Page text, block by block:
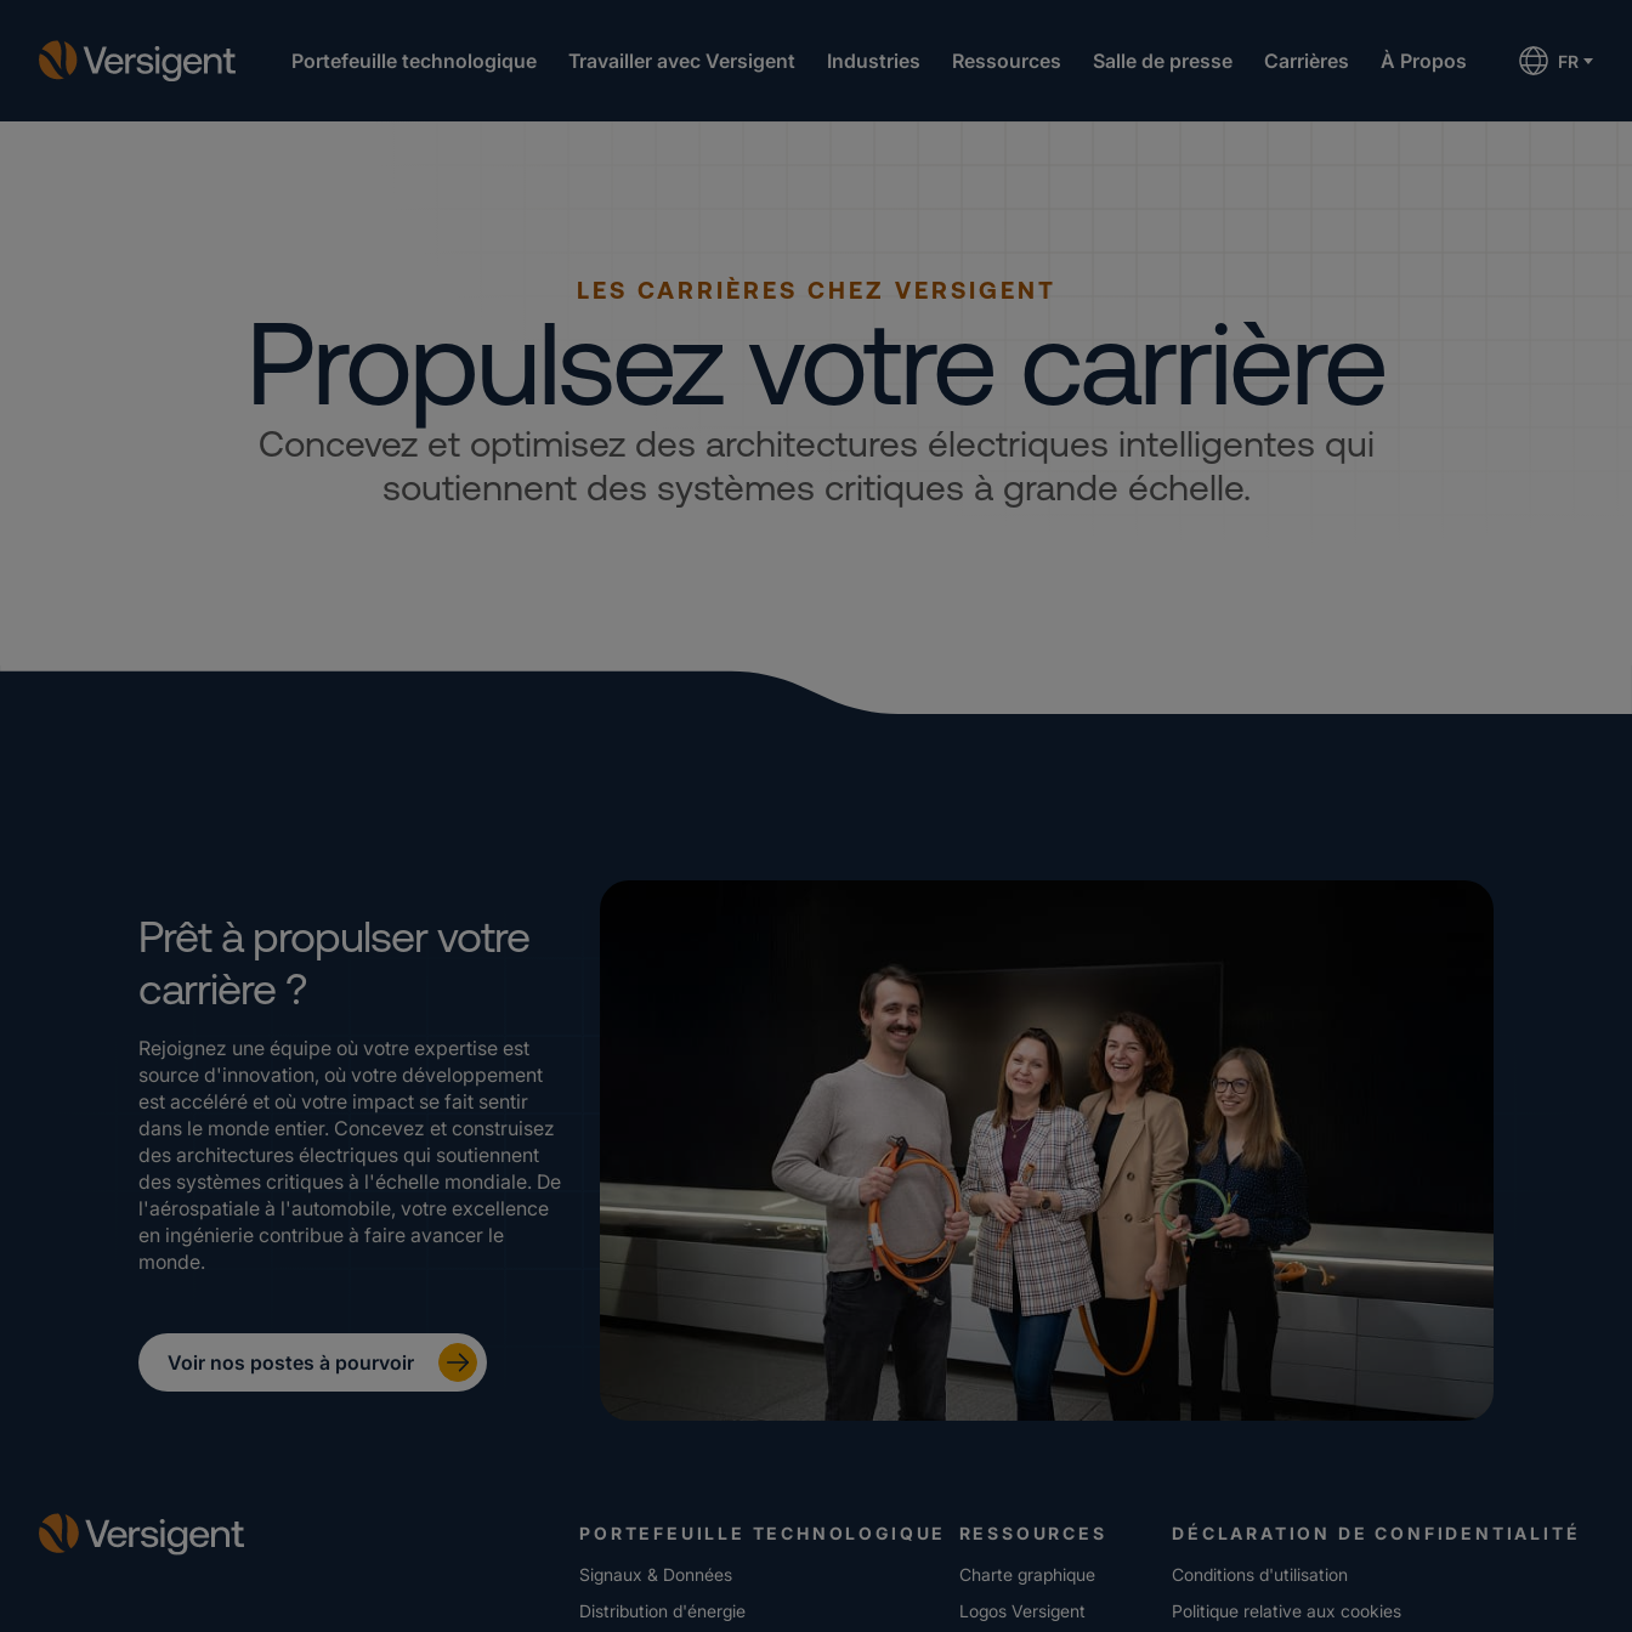
Portefeuille technologique Travailler avec Versigent Industries Ressources Salle de presse Carrières À Propos FR
LES CARRIÈRES CHEZ VERSIGENT
Propulsez votre carrière
Concevez et optimisez des architectures électriques intelligentes qui
soutiennent des systèmes critiques à grande échelle.
Prêt à propulser votre
carrière ?
Rejoignez une équipe où votre expertise est
source d'innovation, où votre développement
est accéléré et où votre impact se fait sentir
dans le monde entier. Concevez et construisez
des architectures électriques qui soutiennent
des systèmes critiques à l'échelle mondiale. De
l'aérospatiale à l'automobile, votre excellence
en ingénierie contribue à faire avancer le
monde.
Voir nos postes à pourvoir
PORTEFEUILLE TECHNOLOGIQUE
Signaux & Données
Distribution d'énergie
RESSOURCES
Charte graphique
Logos Versigent
DÉCLARATION DE CONFIDENTIALITÉ
Conditions d'utilisation
Politique relative aux cookies